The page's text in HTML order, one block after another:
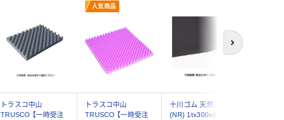
次へ
人気商品
トラスコ中山
TRUSCO 【一時受注
トラスコ中山
TRUSCO 【一時受注
十川ゴム 天然ゴム
(NR) 1tx300x400